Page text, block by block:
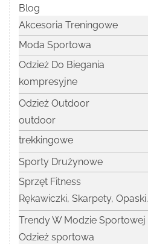
Blog
Akcesoria Treningowe
Moda Sportowa
Odzież Do Biegania
kompresyjne
Odzież Outdoor
outdoor
trekkingowe
Sporty Drużynowe
Sprzęt Fitness
Rękawiczki, Skarpety, Opaski.
Trendy W Modzie Sportowej
Odzież sportowa